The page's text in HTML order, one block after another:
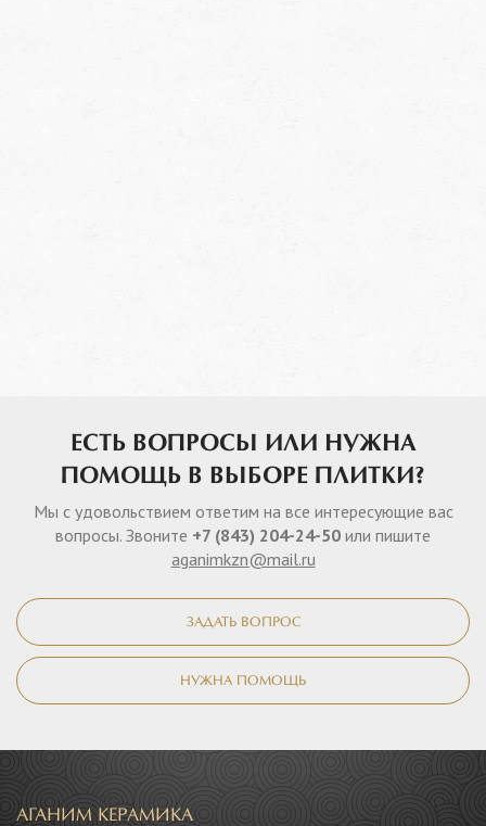
ЕСТЬ ВОПРОСЫ ИЛИ НУЖНА
ПОМОЩЬ В ВЫБОРЕ ПЛИТКИ?
Мы с удовольствием ответим на все интересующие вас
вопросы. Звоните +7 (843) 204-24-50 или пишите
aganimkzn@mail.ru
ЗАДАТЬ ВОПРОС
НУЖНА ПОМОЩЬ
АГАНИМ КЕРАМИКА